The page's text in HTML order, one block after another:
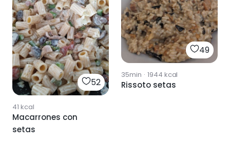
52
41 kcal
Macarrones con
setas
49
35min · 1944 kcal
Rissoto setas